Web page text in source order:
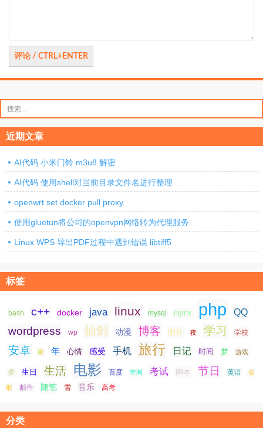
索：
近期文章
AI代码 小米门铃 m3u8 解密
AI代码 使用shell对当前目录文件名进行整理
openwrt set docker pull proxy
使用gluetun将公司的openvpn网络转为代理服务
Linux WPS 导出PDF过程中遇到错误 libtiff5
标签
bash c++ docker java linux mysql nginx php QQ
wordpress wp 仙剑 动漫 博客 图片 夜 学习 学校
安卓 家 年 心情 感受 手机 旅行 日记 时间 梦 游戏
爱 生日 生活 电影 百度 空间 考试 脚本 节日 英语 谷
歌 邮件 随笔 雪 音乐 高考
分类